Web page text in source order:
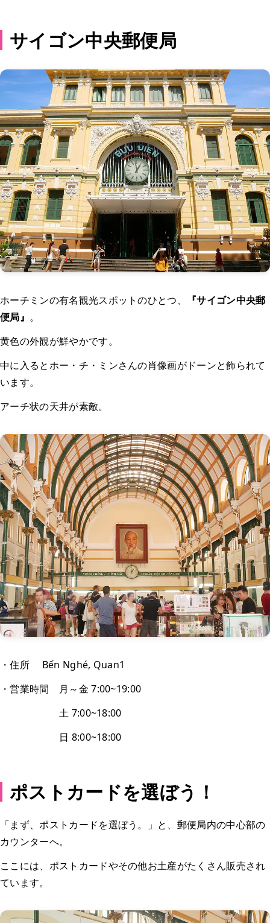
サイゴン中央郵便局
ホーチミンの有名観光スポットのひとつ、
『サイゴン中央郵
便局』 。
黄色の外観が鮮やかです。
中に入るとホー・チ・ミンさんの肖像画がドーンと飾られて
います。
アーチ状の天井が素敵。
・住所 Bến Nghé, Quan1
・営業時間 月～金 7:00~19:00
土 7:00~18:00
日 8:00~18:00
ポストカードを選ぼう！
「まず、ポストカードを選ぼう。」と、郵便局内の中心部の
カウンターへ。
ここには、ポストカードやその他お土産がたくさん販売され
ています。